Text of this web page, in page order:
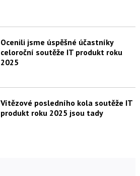
Ocenili jsme úspěšné účastníky
celoroční soutěže IT produkt roku
2025
Vítězové posledního kola soutěže IT
produkt roku 2025 jsou tady